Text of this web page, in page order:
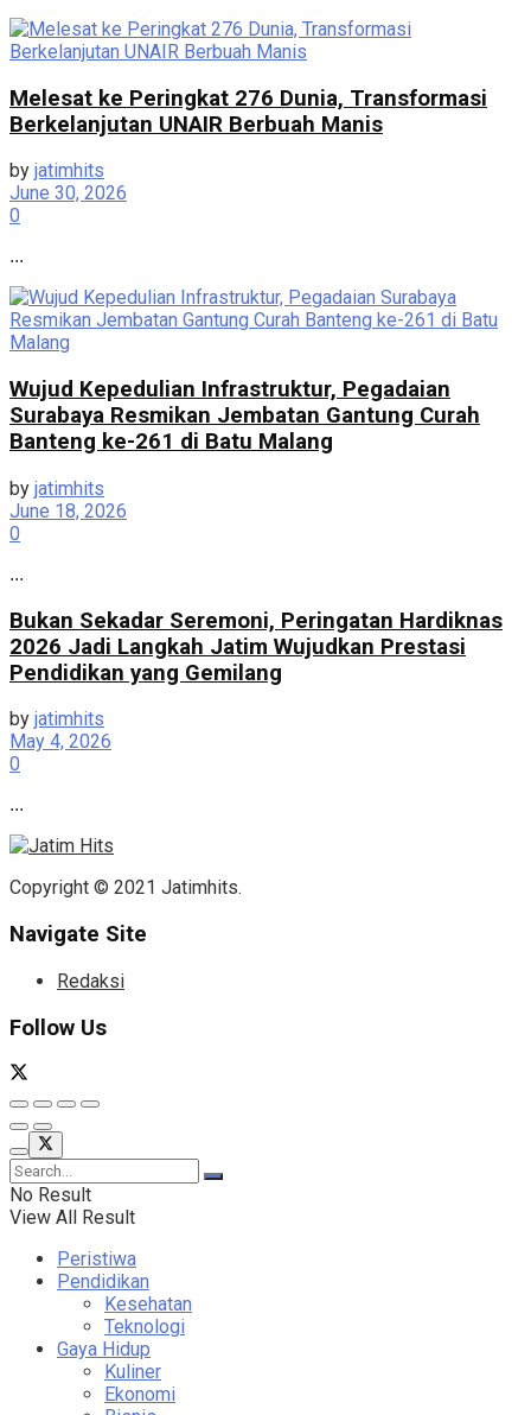
Melesat ke Peringkat 276 Dunia, Transformasi
Berkelanjutan UNAIR Berbuah Manis
by jatimhits
June 30, 2026
0
...
Wujud Kepedulian Infrastruktur, Pegadaian
Surabaya Resmikan Jembatan Gantung Curah
Banteng ke-261 di Batu Malang
by jatimhits
June 18, 2026
0
...
Bukan Sekadar Seremoni, Peringatan Hardiknas
2026 Jadi Langkah Jatim Wujudkan Prestasi
Pendidikan yang Gemilang
by jatimhits
May 4, 2026
0
...
Copyright © 2021 Jatimhits.
Navigate Site
Redaksi
Follow Us
No Result
View All Result
Peristiwa
Pendidikan
Kesehatan
Teknologi
Gaya Hidup
Kuliner
Ekonomi